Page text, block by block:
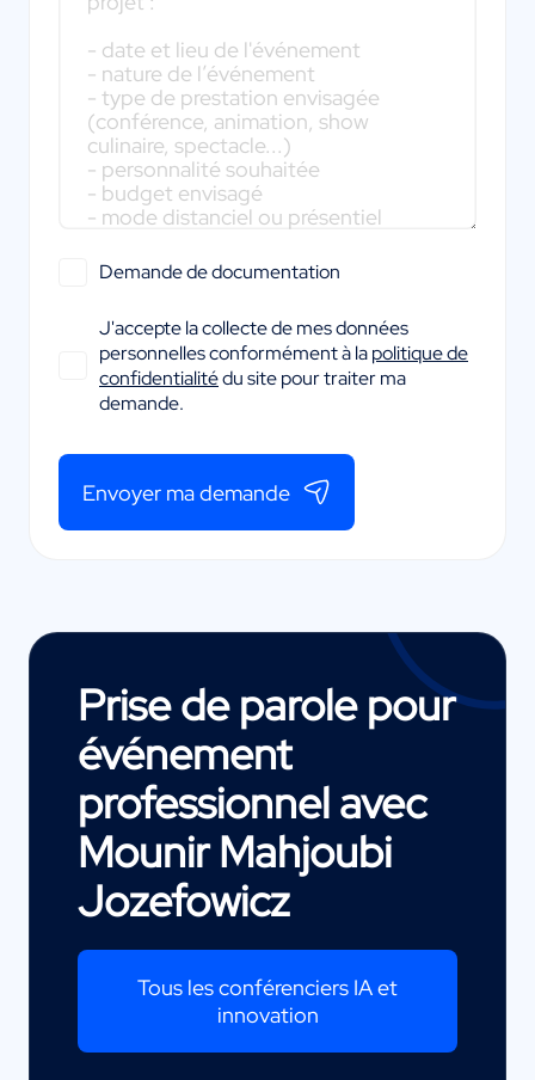
Demande de documentation
J'accepte la collecte de mes données
personnelles conformément à lapolitique de
confidentialitédu site pour traiter ma
demande.
Envoyer ma demande
Prise de parole pour
événement
professionnel avec
Mounir Mahjoubi
Jozefowicz
Tous les conférenciers IA et
innovation